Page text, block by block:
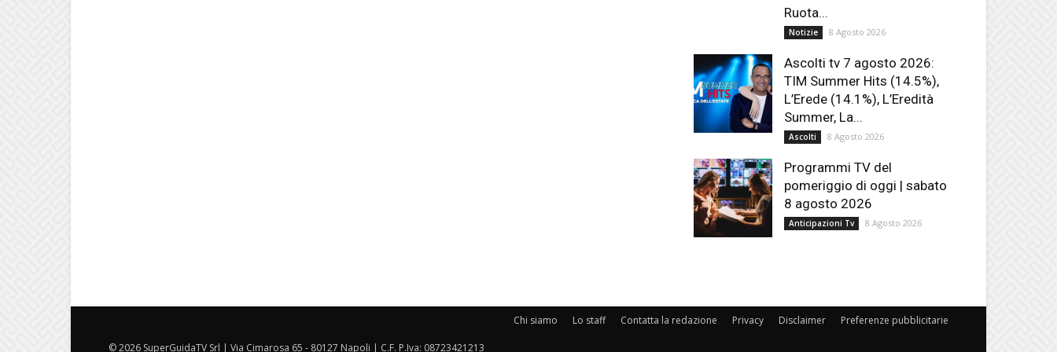
Ruota...
Notizie 8 Agosto 2026
Ascolti tv 7 agosto 2026:
TIM Summer Hits (14.5%),
L’Erede (14.1%), L’Eredità
Summer, La...
Ascolti 8 Agosto 2026
Programmi TV del
pomeriggio di oggi | sabato
8 agosto 2026
Anticipazioni Tv 8 Agosto 2026
Chi siamo Lo staff Contatta la redazione Privacy Disclaimer Preferenze pubblicitarie
© 2026 SuperGuidaTV Srl | Via Cimarosa 65 - 80127 Napoli | C.F. P.Iva: 08723421213